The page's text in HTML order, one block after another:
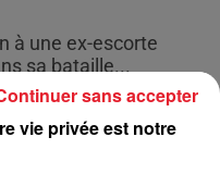
à une ex-escorte
sa bataille...
vie privée est notre
sans accepter